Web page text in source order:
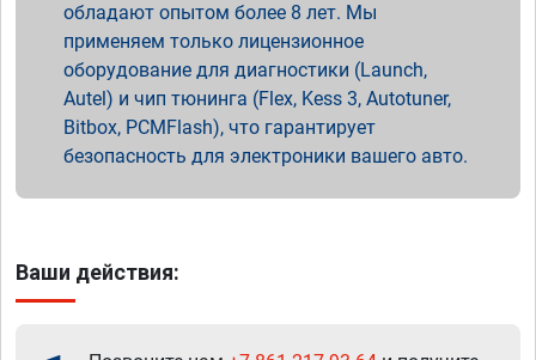
обладают опытом более 8 лет. Мы
применяем только лицензионное
оборудование для диагностики (Launch,
Autel) и чип тюнинга (Flex, Kess 3, Autotuner,
Bitbox, PCMFlash), что гарантирует
безопасность для электроники вашего авто.
Ваши действия: